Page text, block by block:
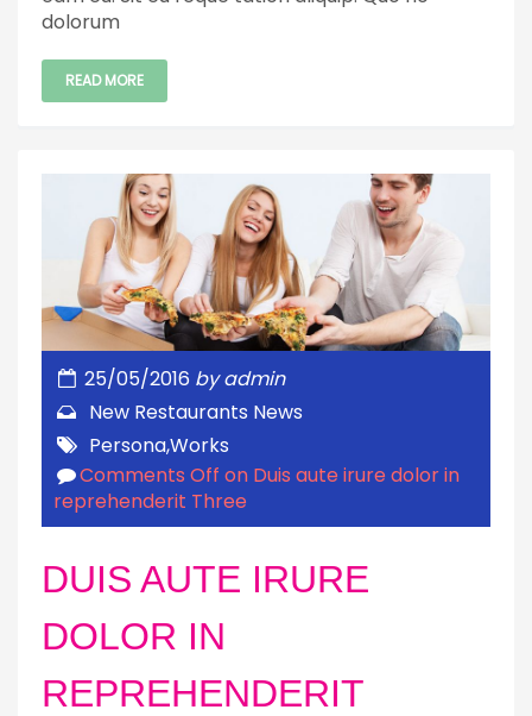
dolorum
READ MORE
25/05/2016 byadmin
New Restaurants News
Persona,Works
Comments Off on Duis aute irure dolor in
reprehenderit Three
DUIS AUTE IRURE
DOLOR IN
REPREHENDERIT